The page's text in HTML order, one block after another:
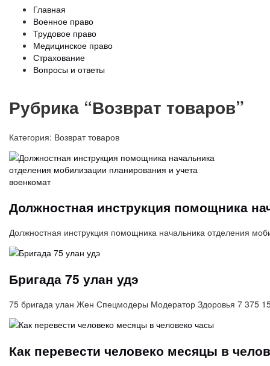
Главная
Военное право
Трудовое право
Медицинское право
Страхование
Вопросы и ответы
Рубрика “Возврат товаров”
Категория: Возврат товаров
Должностная инструкция помощника
Должностная инструкция помощника начальника отделения
Бригада 75 улан удэ
75 бригада улан Жен Спецмодеры Модератор Здоровья 7 375
Как перевести человеко месяцы в